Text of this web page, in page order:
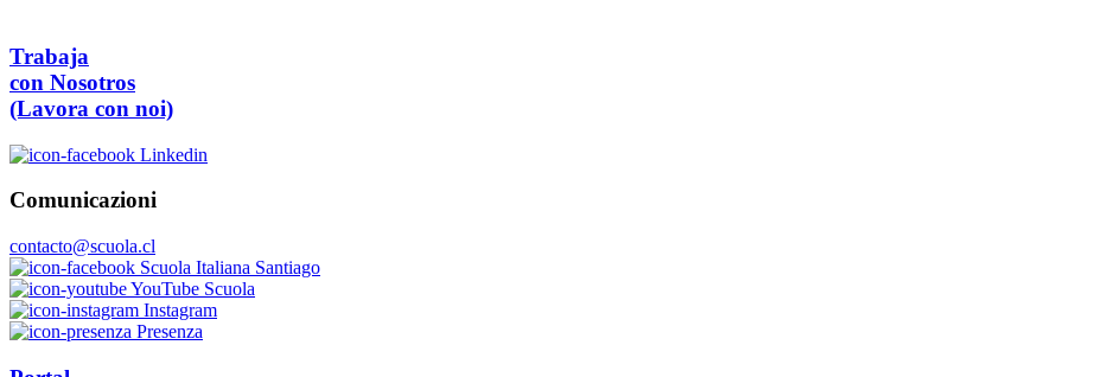
Trabaja
con Nosotros
(Lavora con noi)
Linkedin
Comunicazioni
contacto@scuola.cl
Scuola Italiana Santiago
YouTube Scuola
Instagram
Presenza